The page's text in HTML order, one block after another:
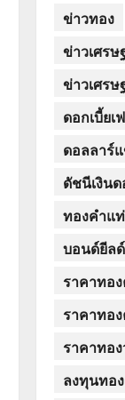
ข่าวทอง
ข่าวเศร
ข่าวเศรษ
ดอกเบี้ยเ
ดอลลาร์
ดัชนีเงิน
ทองคำแ
บอนด์ยีลด์
ราคาทอ
ราคาทอ
ราคาทอ
ลงทุนทอ